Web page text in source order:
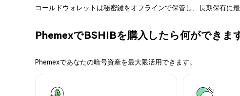
コールドウォレットは秘密鍵をオフラインで保管し、長期保有に
PhemexでBSHIBを購入したら何ができま
Phemexであなたの暗号資産を最大限活用できます。